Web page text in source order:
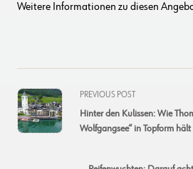
Weitere Informationen zu diesen
<span
class="nav-
subtitle
PREVIOUS POST
Hinter den Kulissen: Wie
Wolfgangsee“ in Topform hält